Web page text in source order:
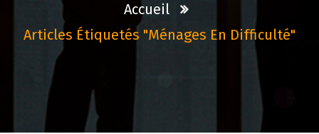
Accueil
Articles Étiquetés "ménages En Difficulté"